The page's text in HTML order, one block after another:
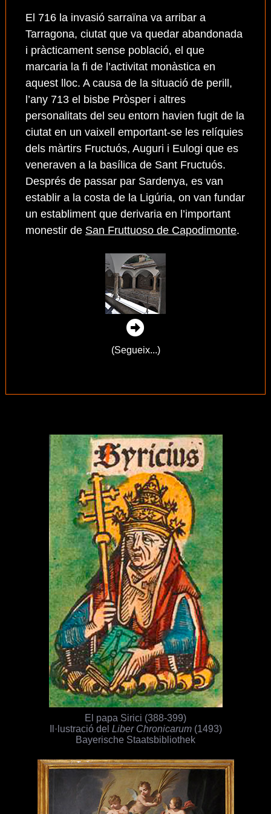
El 716 la invasió sarraïna va arribar a
Tarragona, ciutat que va quedar abandonada
i pràcticament sense població, el que
marcaria la fi de l’activitat monàstica en
aquest lloc. A causa de la situació de perill,
l’any 713 el bisbe Pròsper i altres
personalitats del seu entorn havien fugit de la
ciutat en un vaixell emportant-se les relíquies
dels màrtirs Fructuós, Auguri i Eulogi que es
veneraven a la basílica de Sant Fructuós.
Després de passar par Sardenya, es van
establir a la costa de la Ligúria, on van fundar
un establiment que derivaria en l’important
monestir de San Fruttuoso de Capodimonte.
(Segueix...)
El papa Sirici (388-399)
Il·lustració del Liber Chronicarum(1493)
Bayerische Staatsbibliothek